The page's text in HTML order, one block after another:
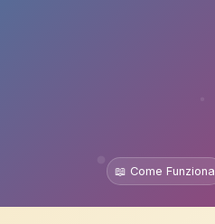
📖 Come Funziona